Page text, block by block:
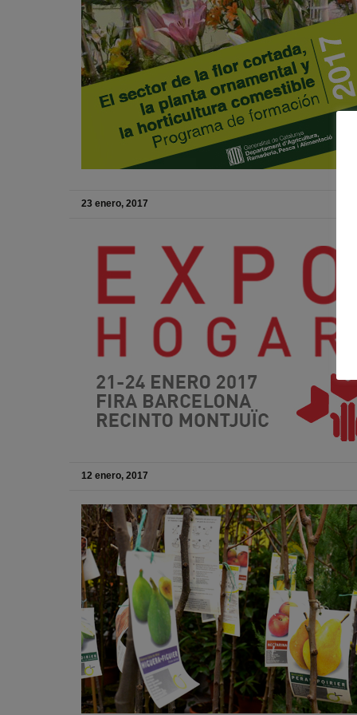
23 enero, 2017
12 enero, 2017